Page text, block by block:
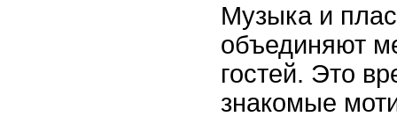
Музыка и
объединяют
гостей. Это
знакомые